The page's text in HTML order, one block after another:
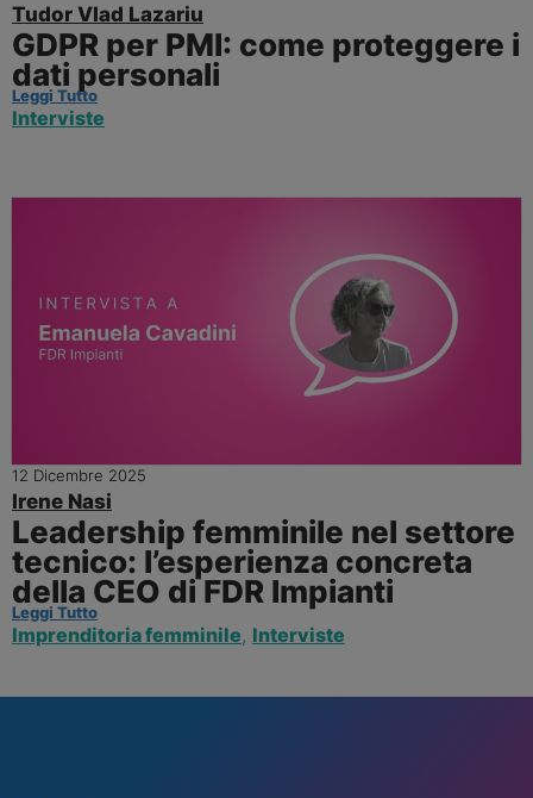
Tudor Vlad Lazariu
GDPR per PMI: come proteggere i
dati personali
Leggi Tutto
Interviste
12 Dicembre 2025
Irene Nasi
Leadership femminile nel settore
tecnico: l’esperienza concreta
della CEO di FDR Impianti
Leggi Tutto
Imprenditoria femminile, Interviste